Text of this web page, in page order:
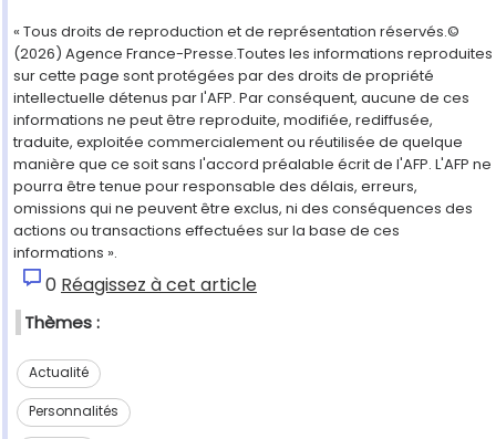
« Tous droits de reproduction et de représentation réservés.©
(2026) Agence France-Presse.Toutes les informations reproduites
sur cette page sont protégées par des droits de propriété
intellectuelle détenus par l'AFP. Par conséquent, aucune de ces
informations ne peut être reproduite, modifiée, rediffusée,
traduite, exploitée commercialement ou réutilisée de quelque
manière que ce soit sans l'accord préalable écrit de l'AFP. L'AFP ne
pourra être tenue pour responsable des délais, erreurs,
omissions qui ne peuvent être exclus, ni des conséquences des
actions ou transactions effectuées sur la base de ces
informations ».
0 Réagissez à cet article
Thèmes :
Actualité
Personnalités